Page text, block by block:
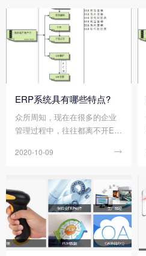
要的业务流程实现了自动化。
那么ERP系统是所有行业都适
用吗?下面顺景软件小编为您介
ERP系统具有哪些特点?
众所周知，现在在很多的企业
管理过程中，往往都离不开ER
业资源计划 (Enterprise Resour
立在信息技术基础上，集信息
技术与先进管理思想于一身，
以系统化的管理思想，为企业
员工及决策层提供决策手段的
管理平台。它所具备的一系列
特点，可以帮助您更好进行企
2020-10-09 